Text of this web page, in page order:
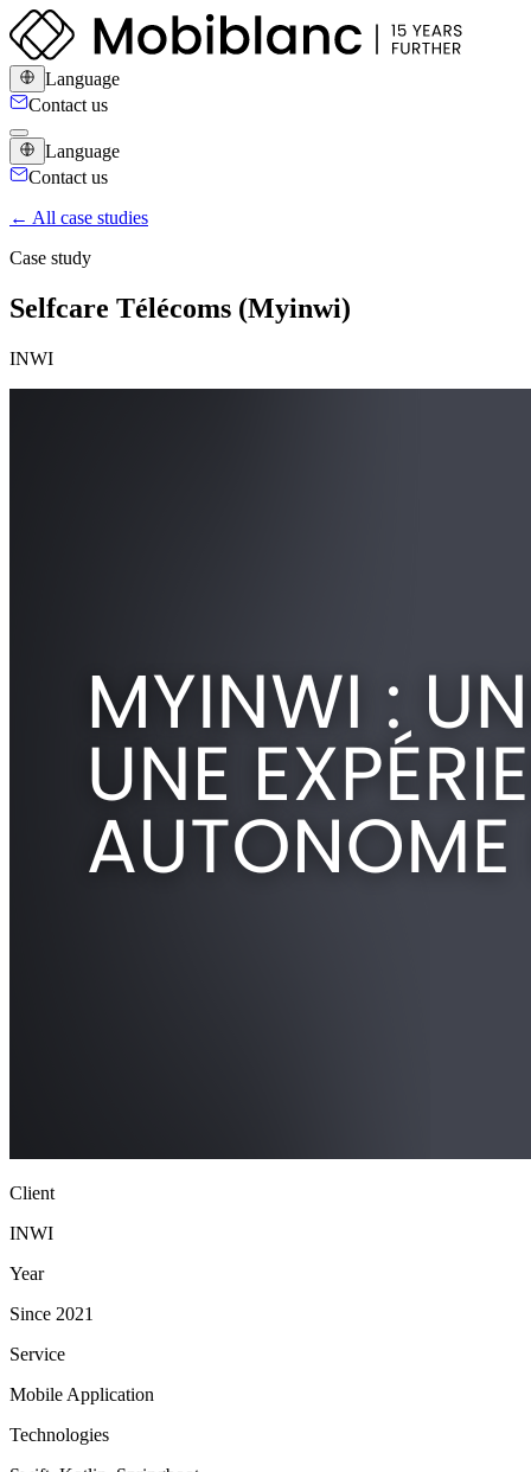
Language
Contact us
Language
Contact us
← All case studies
Case study
Selfcare Télécoms (Myinwi)
INWI
Client
INWI
Year
Since 2021
Service
Mobile Application
Technologies